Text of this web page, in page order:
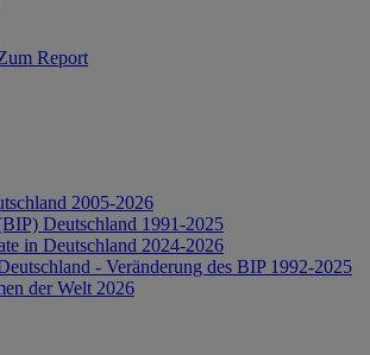
Report
2005-2026
Deutschland 1991-2025
in Deutschland 2024-2026
- Veränderung des BIP 1992-2025
der Welt 2026